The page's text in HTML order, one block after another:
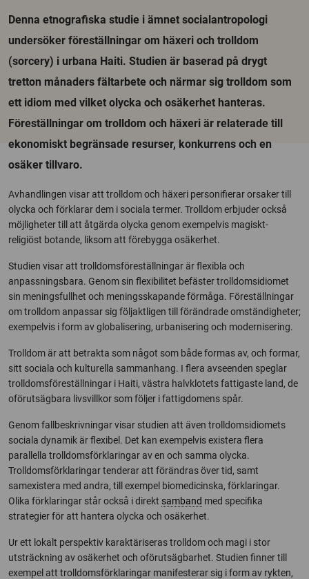
Denna etnografiska studie i ämnet socialantropologi
undersöker föreställningar om häxeri och trolldom
(sorcery) i urbana Haiti. Studien är baserad på drygt
tretton månaders fältarbete och närmar sig trolldom som
ett idiom med vilket olycka och osäkerhet hanteras.
Föreställningar om trolldom och häxeri är relaterade till
ekonomiskt begränsade resurser, konkurrens och en
osäker tillvaro.
Avhandlingen visar att trolldom och häxeri personifierar orsaker till
olycka och förklarar dem i sociala termer. Trolldom erbjuder också
möjligheter till att åtgärda olycka genom exempelvis magiskt-
religiöst botande, liksom att förebygga osäkerhet.
Studien visar att trolldomsföreställningar är flexibla och
anpassningsbara. Genom sin flexibilitet befäster trolldomsidiomet
sin meningsfullhet och meningsskapande förmåga. Föreställningar
om trolldom anpassar sig följaktligen till förändrade omständigheter;
exempelvis i form av globalisering, urbanisering och modernisering.
Trolldom är att betrakta som något som både formas av, och formar,
sitt sociala och kulturella sammanhang. I flera avseenden speglar
trolldomsföreställningar i Haiti, västra halvklotets fattigaste land, de
oförutsägbara livsvillkor som följer i fattigdomens spår.
Genom fallbeskrivningar visar studien att även trolldomsidiomets
sociala dynamik är flexibel. Det kan exempelvis existera flera
parallella trolldomsförklaringar av en och samma olycka.
Trolldomsförklaringar tenderar att förändras över tid, samt
samexistera med andra, till exempel biomedicinska, förklaringar.
Olika förklaringar står också i direkt samband med specifika
strategier för att hantera olycka och osäkerhet.
Ur ett lokalt perspektiv karaktäriseras trolldom och magi i stor
utsträckning av osäkerhet och oförutsägbarhet. Studien finner till
exempel att trolldomsförklaringar manifesterar sig i form av rykten,